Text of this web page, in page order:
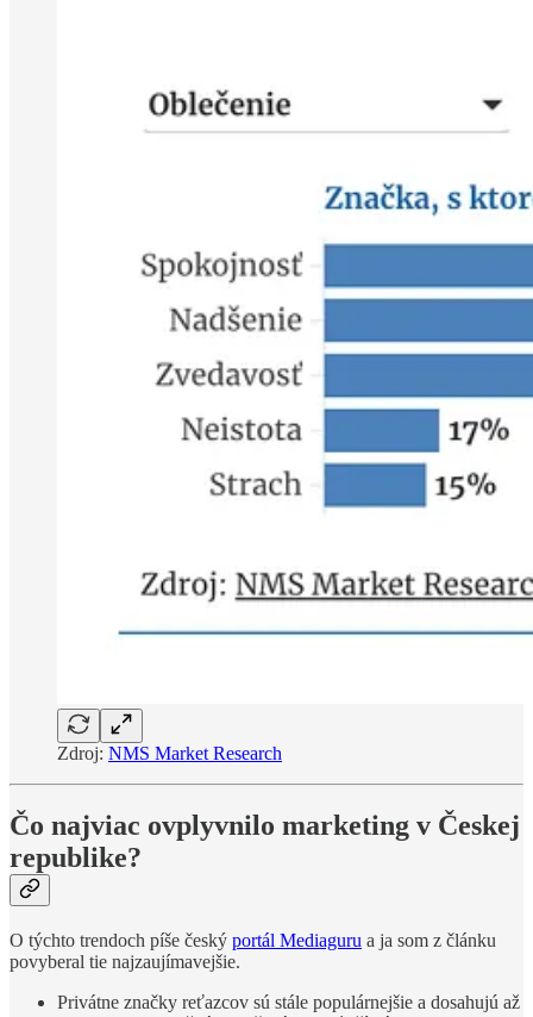
Zdroj: NMS Market Research
Čo najviac ovplyvnilo marketing v Českej
republike?
O týchto trendoch píše český portál Mediaguru a ja som z článku
povyberal tie najzaujímavejšie.
Privátne značky reťazcov sú stále populárnejšie a dosahujú až